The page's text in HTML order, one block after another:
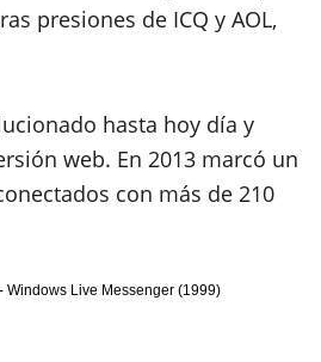
presiones de ICQ y AOL,
hasta hoy día y
web. En 2013 marcó un
con más de 210
Windows Live Messenger (1999)